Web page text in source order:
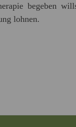
begeben
lohnen.